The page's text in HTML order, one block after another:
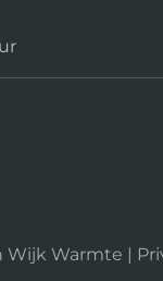
Wijk Warmte |